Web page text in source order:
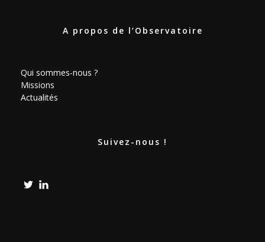
A propos de l’Observatoire
Qui sommes-nous ?
Missions
Actualités
Suivez-nous !